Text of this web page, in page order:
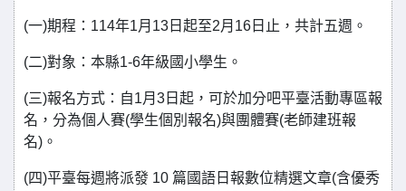
(一)期程：114年1月13日起至2月16日止，共計五週。
(二)對象：本縣1-6年級國小學生。
(三)報名方式：自1月3日起，可於加分吧平臺活動專區報
名，分為個人賽(學生個別報名)與團體賽(老師建班報
名)。
(四)平臺每週將派發 10 篇國語日報數位精選文章(含優秀